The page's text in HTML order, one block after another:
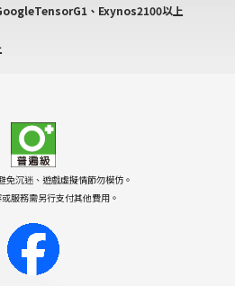
、Exynos2100以上
免沉迷、遊戲虛擬情節勿模仿。
服務需另行支付其他費用。